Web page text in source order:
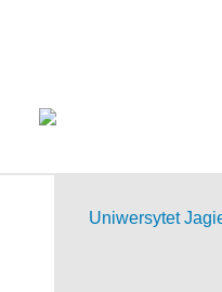
Uniwersytet